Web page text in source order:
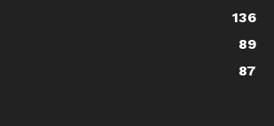
136
89
87